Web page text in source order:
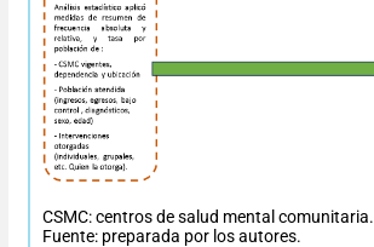
CSMC: centros de salud mental comunitaria.
Fuente: preparada por los autores.